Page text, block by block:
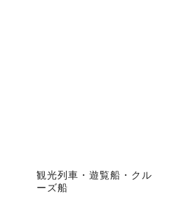
観光列車・遊覧船・クル
ーズ船